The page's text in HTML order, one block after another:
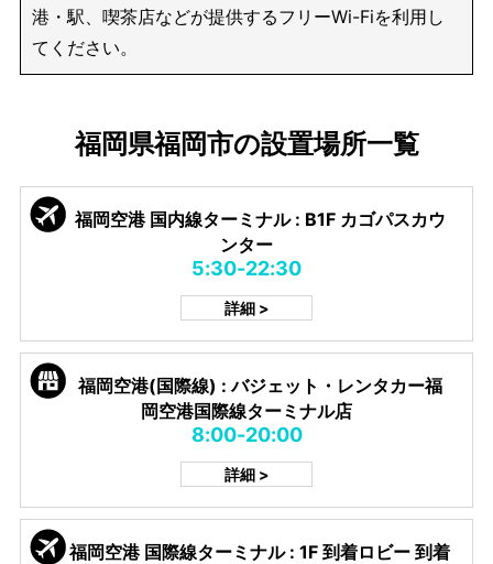
港・駅、喫茶店などが提供するフリーWi-Fiを利用し
てください。
福岡県福岡市の設置場所一覧
福岡空港 国内線ターミナル : B1F カゴパスカウ
ンター
5:30-22:30
詳細 >
福岡空港(国際線) : バジェット・レンタカー福
岡空港国際線ターミナル店
8:00-20:00
詳細 >
福岡空港 国際線ターミナル : 1F 到着ロビー 到着